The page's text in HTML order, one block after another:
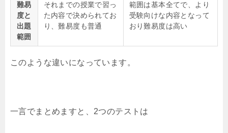
難易
度と
出題
範囲
それまでの授業で習っ
た内容で決められてお
り、難易度も普通
範囲は基本全てで、より
受験向けな内容となって
おり難易度は高い
このような違いになっています。
一言でまとめますと、2つのテストは